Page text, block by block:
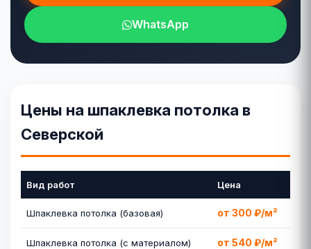
WhatsApp
Цены на шпаклевка потолка в
Северской
Вид работ Цена
Шпаклевка потолка (базовая) от 300 ₽/м²
Шпаклевка потолка (с материалом) от 540 ₽/м²